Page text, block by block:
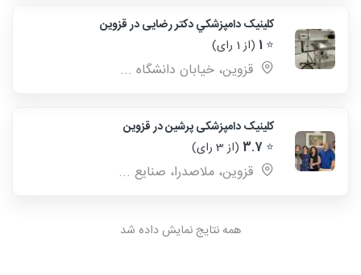
کلینیک دامپزشكي دکتر رضایی در قزوین
⭐
1 (از 1 رای)
قزوين، خيابان دانشگاه ...
کلینیک دامپزشکی پرشین در قزوین
⭐
3.7 (از 3 رای)
قزوین، ملاصدرا، صنایع ...
همه نتایج نمایش داده شد